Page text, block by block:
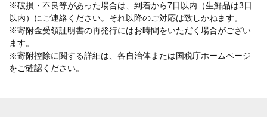
※破損・不良等があった場合は、到着から7日以内（生鮮品は3日
以内）にご連絡ください。それ以降のご対応は致しかねます。
※寄附金受領証明書の再発行にはお時間をいただく場合がござい
ます。
※寄附控除に関する詳細は、各自治体または国税庁ホームページ
をご確認ください。